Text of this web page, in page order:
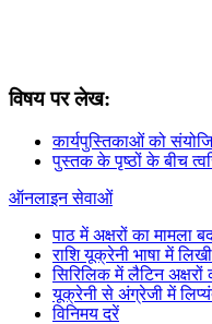
विषय पर लेख:
कार्यपुस्तिकाओं को
पुस्तक के पृष्ठों के बीच
ऑनलाइन सेवाओं
पाठ में अक्षरों का मामला
राशि यूक्रेनी भाषा में
सिरिलिक में लैटिन
यूक्रेनी से अंग्रेजी में
विनिमय दरें